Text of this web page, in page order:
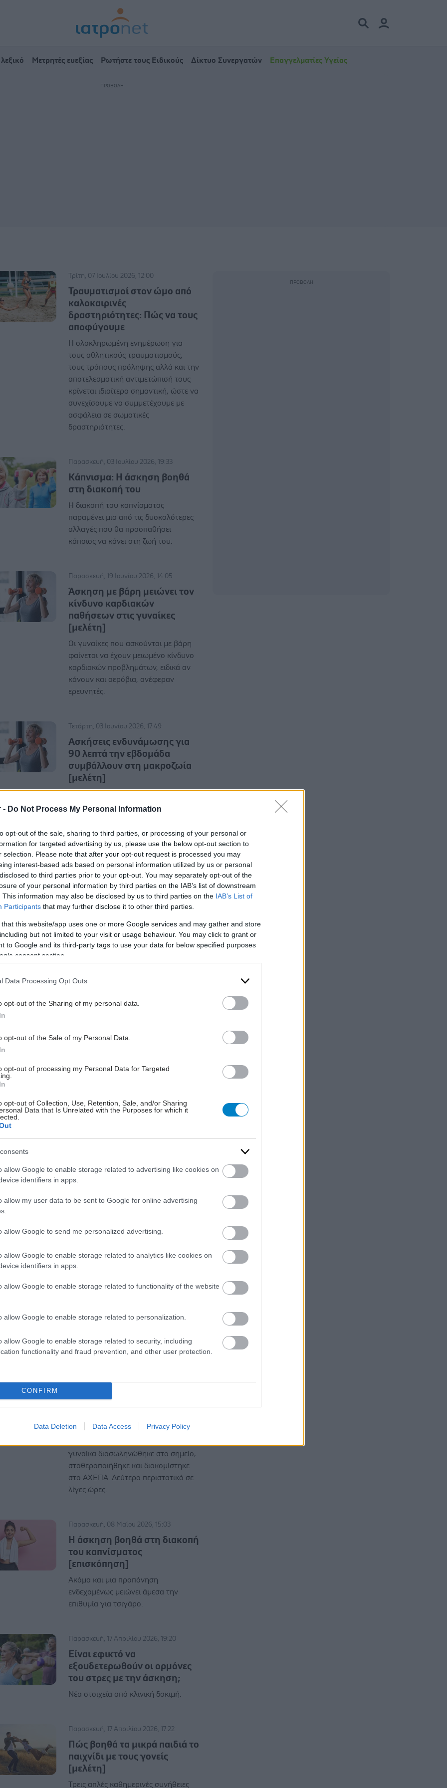
- Do Not Process My Personal Information
opt-out of the sale, sharing to third parties, or processing of your personal or
for targeted advertising by us, please use the below opt-out section to
selection. Please note that after your opt-out request is processed you may
interest-based ads based on personal information utilized by us or personal
to third parties prior to your opt-out. You may separately opt-out of the
of your personal information by third parties on the IAB’s list of downstream
This information may also be disclosed by us to third parties on the IAB’s List of
Participants that may further disclose it to other third parties.
that this website/app uses one or more Google services and may gather and store
but not limited to your visit or usage behaviour. You may click to grant or
to Google and its third-party tags to use your data for below specified purposes
consent section.
Data Processing Opt Outs
opt-out of the Sharing of my personal data.
opt-out of the Sale of my Personal Data.
opt-out of processing my Personal Data for Targeted
opt-out of Collection, Use, Retention, Sale, and/or Sharing
Data that Is Unrelated with the Purposes for which it
allow Google to enable storage related to advertising like cookies on
identifiers in apps.
allow my user data to be sent to Google for online advertising
allow Google to send me personalized advertising.
allow Google to enable storage related to analytics like cookies on
identifiers in apps.
allow Google to enable storage related to functionality of the website
allow Google to enable storage related to personalization.
allow Google to enable storage related to security, including
functionality and fraud prevention, and other user protection.
CONFIRM
Data Deletion Data Access Privacy Policy
λεξικό Μετρητές ευεξίας Ρωτήστε τους Ειδικούς Δίκτυο Συνεργατών Επαγγελματίες Υγείας
Τρίτη, 07 Ιουλίου 2026, 12:00
Τραυματισμοί στον ώμο από
καλοκαιρινές
δραστηριότητες: Πώς να τους
αποφύγουμε
Η ολοκληρωμένη ενημέρωση για
τους αθλητικούς τραυματισμούς,
τους τρόπους πρόληψης αλλά και την
αποτελεσματική αντιμετώπισή τους
κρίνεται ιδιαίτερα σημαντική, ώστε να
συνεχίσουμε να συμμετέχουμε με
ασφάλεια σε σωματικές
δραστηριότητες.
Παρασκευή, 03 Ιουλίου 2026, 19:33
Κάπνισμα: Η άσκηση βοηθά
στη διακοπή του
Η διακοπή του καπνίσματος
παραμένει μια από τις δυσκολότερες
αλλαγές που θα προσπαθήσει
κάποιος να κάνει στη ζωή του.
Παρασκευή, 19 Ιουνίου 2026, 14:05
Άσκηση με βάρη μειώνει τον
κίνδυνο καρδιακών
παθήσεων στις γυναίκες
[μελέτη]
Οι γυναίκες που ασκούνται με βάρη
φαίνεται να έχουν μειωμένο κίνδυνο
καρδιακών προβλημάτων, ειδικά αν
κάνουν και αερόβια, ανέφεραν
ερευνητές.
Τετάρτη, 03 Ιουνίου 2026, 17:49
Ασκήσεις ενδυνάμωσης για
90 λεπτά την εβδομάδα
συμβάλλουν στη μακροζωία
[μελέτη]
αερόβια άσκηση με τη μακροζωία
για την επίδραση των ασκήσεων
ενδυνάμωσης.
Τρίτη, 26 Μαΐου 2026, 18:46
Ορμόνη που συνδέεται με την
άσκηση μειώνει συμπτώματα
της πολλαπλής σκλήρυνσης
[μελέτη]
Σε μελέτη διαπιστώθηκε ότι η ιρισίνη
την απώλεια νευρώνων.
Πέμπτη, 21 Μαΐου 2026, 13:30
απαιτείται για
Οι επιστήμονες υπογραμμίζουν ότι
άμεση σχέση αιτίου και
Πρόγραμμα walking
μεγαλύτερης ηλικίας στην
Το Walking Basketball 60+ αποτελεί
την πρώτη εφαρμογή walking
στη μεθοδολογία του walking
μορφής καλαθοσφαίρισης που
σωματική δραστηριότητα.
υπέστη ανακοπή σε
Σωτήρια επέμβαση Ιατρικής Μονάδας
γυναίκα διασωληνώθηκε στο σημείο,
σταθεροποιήθηκε και διακομίστηκε
στο ΑΧΕΠΑ. Δεύτερο περιστατικό σε
λίγες ώρες.
Παρασκευή, 08 Μαΐου 2026, 15:03
Η άσκηση βοηθά στη διακοπή
του καπνίσματος
[επισκόπηση]
Ακόμα και μια προπόνηση
ενδεχομένως μειώνει άμεσα την
επιθυμία για τσιγάρο.
Παρασκευή, 17 Απριλίου 2026, 19:20
Είναι εφικτό να
εξουδετερωθούν οι ορμόνες
του στρες με την άσκηση;
Νέα στοιχεία από κλινική δοκιμή.
Παρασκευή, 17 Απριλίου 2026, 17:22
Πώς βοηθά τα μικρά παιδιά το
παιχνίδι με τους γονείς
[μελέτη]
Τρεις απλές καθημερινές συνήθειες